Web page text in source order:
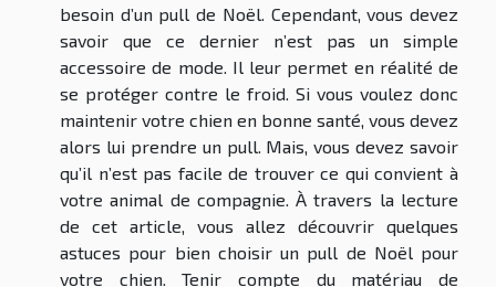
besoin d’un pull de Noël. Cependant, vous devez
savoir que ce dernier n’est pas un simple
accessoire de mode. Il leur permet en réalité de
se protéger contre le froid. Si vous voulez donc
maintenir votre chien en bonne santé, vous devez
alors lui prendre un pull. Mais, vous devez savoir
qu’il n’est pas facile de trouver ce qui convient à
votre animal de compagnie. À travers la lecture
de cet article, vous allez découvrir quelques
astuces pour bien choisir un pull de Noël pour
votre chien. Tenir compte du matériau de